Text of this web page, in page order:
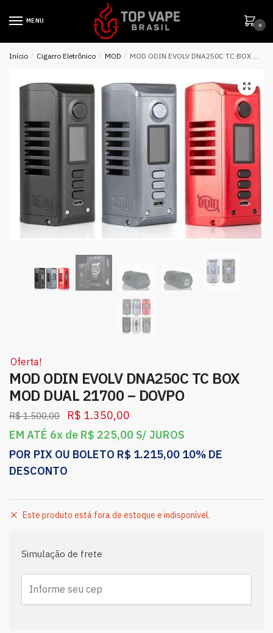
MENU
0
Início / Cigarro Eletrônico / MOD / MOD ODIN EVOLV DNA250C TC BOX MOD DUAL 21700 – DOVPO
Oferta!
MOD ODIN EVOLV DNA250C TC BOX
MOD DUAL 21700 – DOVPO
R$1.500,00 R$ 1.350,00
EM ATÉ 6x de R$ 225,00 S/ JUROS
POR PIX OU BOLETO R$ 1.215,00 10% DE
DESCONTO
Este produto está fora de estoque e indisponível.
Simulação de frete